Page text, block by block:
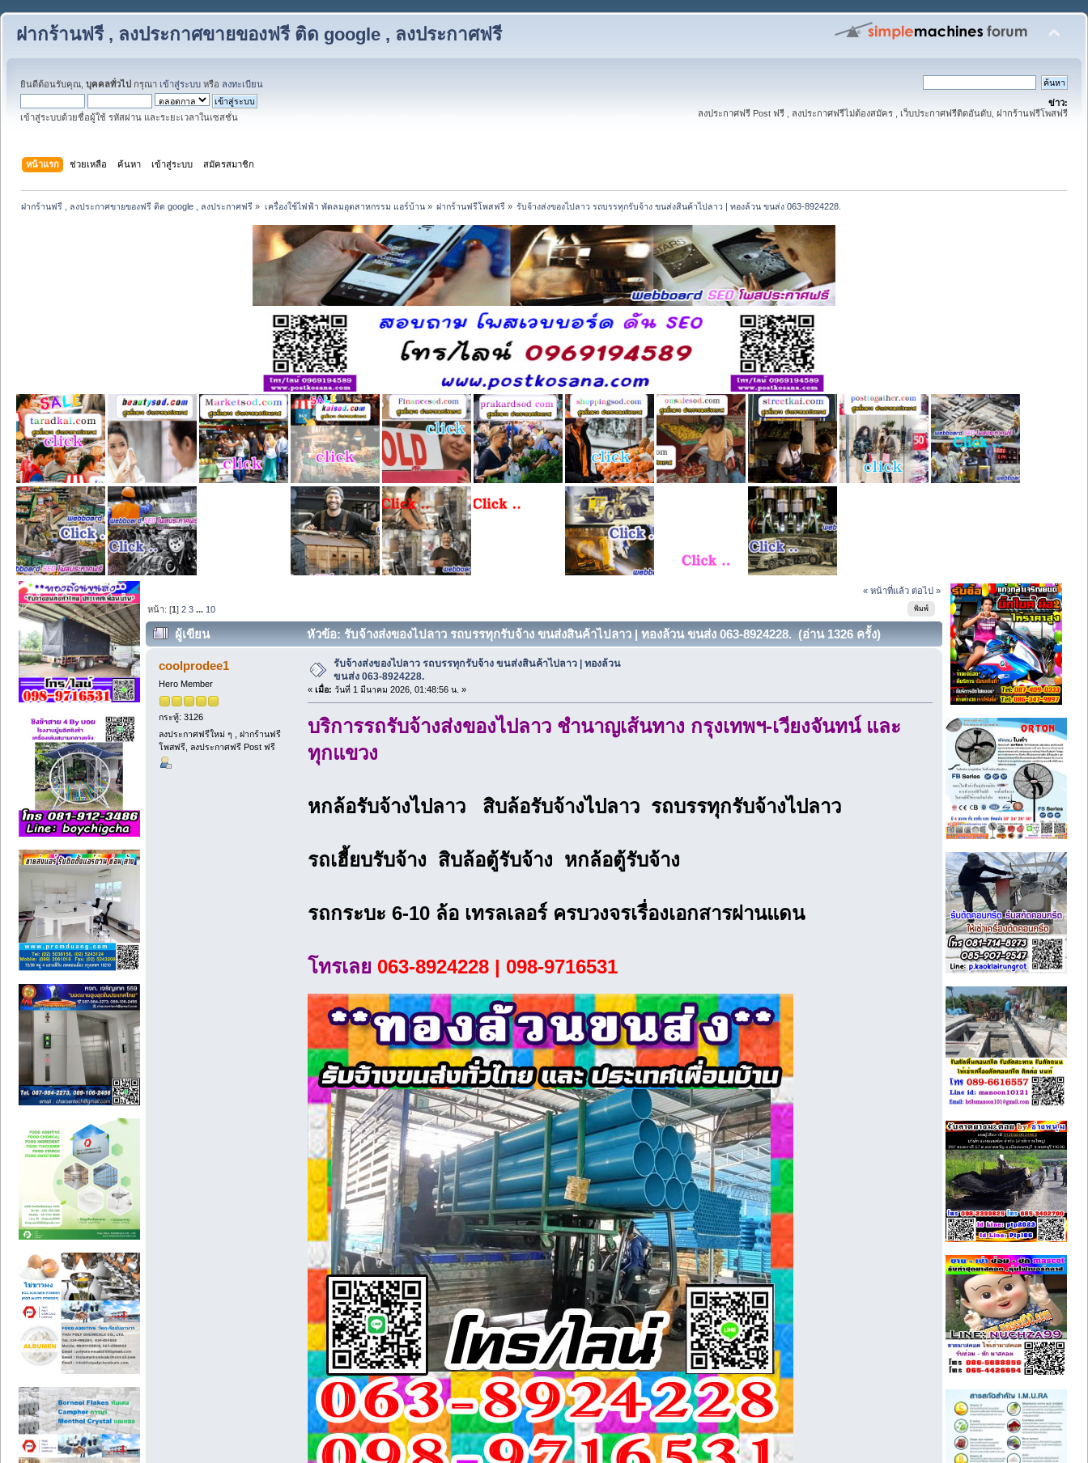
ฝากร้านฟรี , ลงประกาศขายของฟรี ติด google , ลงประกาศฟรี
ยินดีต้อนรับคุณ, บุคคลทั่วไป กรุณา เข้าสู่ระบบ หรือ ลงทะเบียน
เข้าสู่ระบบด้วยชื่อผู้ใช้ รหัสผ่าน และระยะเวลาในเซสชั่น
ข่าว:
ลงประกาศฟรี Post ฟรี , ลงประกาศฟรีไม่ต้องสมัคร , เว็บประกาศฟรีติดอันดับ, ฝากร้านฟรีโพสฟรี
หน้าแรก ช่วยเหลือ ค้นหา เข้าสู่ระบบ สมัครสมาชิก
ฝากร้านฟรี , ลงประกาศขายของฟรี ติด google , ลงประกาศฟรี » เครื่องใช้ไฟฟ้า พัดลมอุตสาหกรรม แอร์บ้าน» ฝากร้านฟรีโพสฟรี» รับจ้างส่งของไปลาว รถบรรทุกรับจ้าง ขนส่งสินค้าไปลาว | ทองล้วน ขนส่ง 063-8924228.
« หน้าที่แล้ว ต่อไป »
พิมพ์
หน้า: [1]2 3 ... 10
ผู้เขียน หัวข้อ: รับจ้างส่งของไปลาว รถบรรทุกรับจ้าง ขนส่งสินค้าไปลาว | ทองล้วน ขนส่ง 063-8924228. (อ่าน 1326 ครั้ง)
coolprodee1
Hero Member
กระทู้: 3126
ลงประกาศฟรีใหม่ ๆ , ฝากร้านฟรี
โพสฟรี, ลงประกาศฟรี Post ฟรี
รับจ้างส่งของไปลาว รถบรรทุกรับจ้าง ขนส่งสินค้าไปลาว | ทองล้วน
ขนส่ง 063-8924228.
« เมื่อ: วันที่ 1 มีนาคม 2026, 01:48:56 น. »
บริการรถรับจ้างส่งของไปลาว ชำนาญเส้นทาง กรุงเทพฯ-เวียงจันทน์ และ
ทุกแขวง
หกล้อรับจ้างไปลาว สิบล้อรับจ้างไปลาว รถบรรทุกรับจ้างไปลาว
รถเฮี้ยบรับจ้าง สิบล้อตู้รับจ้าง หกล้อตู้รับจ้าง
รถกระบะ 6-10 ล้อ เทรลเลอร์ ครบวงจรเรื่องเอกสารผ่านแดน
โทรเลย 063-8924228 | 098-9716531